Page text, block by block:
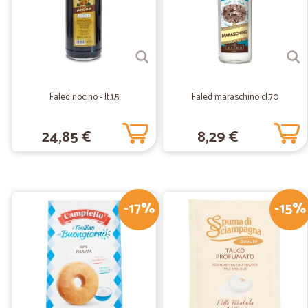
Faled nocino - lt.1,5
24,85 €
Faled maraschino cl.70
8,29 €
-17% -15%